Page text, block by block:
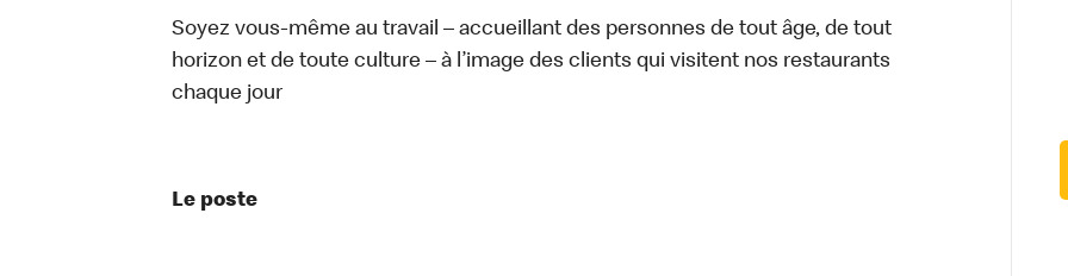
Soyez vous-même au travail – accueillant des personnes de tout âge, de tout
horizon et de toute culture – à l’image des clients qui visitent nos restaurants
chaque jour
Le poste